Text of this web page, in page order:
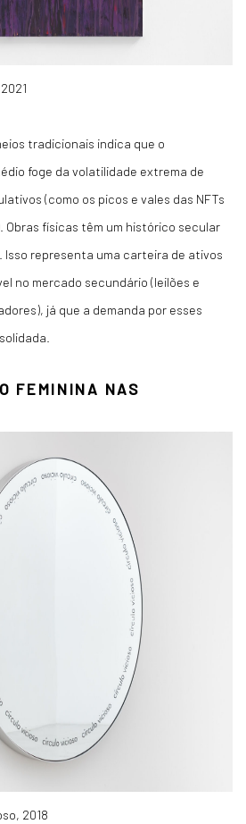
tradicionais indica que o
foge da volatilidade extrema de
(como os picos e vales das NFTs
físicas têm um histórico secular
Isso representa uma carteira de ativos
no mercado secundário (leilões e
já que a demanda por esses
FEMININA NAS
2018